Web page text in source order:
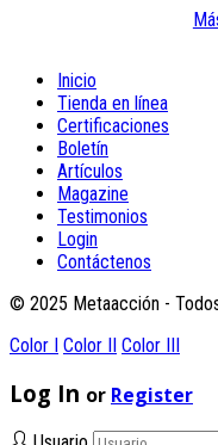
Inicio
Tienda en línea
Certificaciones
Boletín
Artículos
Magazine
Testimonios
Login
Contáctenos
© 2025 Metaacción -
Color I Color II Color III
Log In or Register